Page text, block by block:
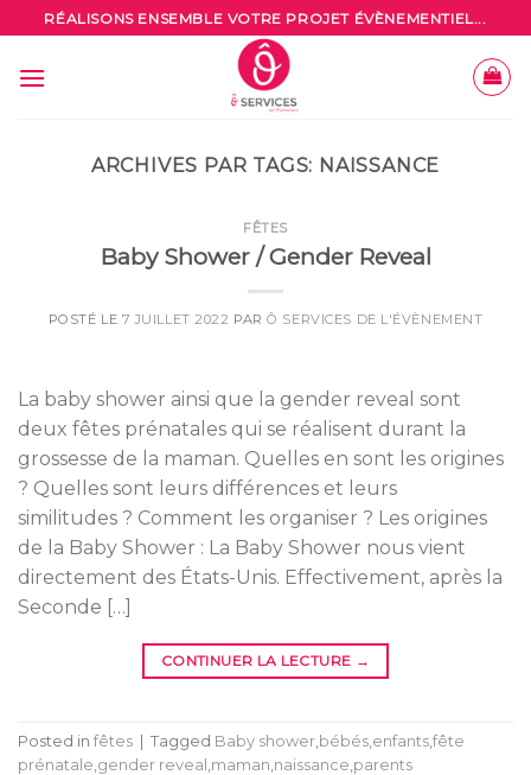
to
content
RÉALISONS ENSEMBLE VOTRE PROJET ÉVÈNEMENTIEL...
ARCHIVES PAR TAGS: NAISSANCE
FÊTES
Baby Shower / Gender Reveal
POSTÉ LE 7 JUILLET 2022 PARÔ SERVICES DE L'ÉVÈNEMENT
La baby shower ainsi que la gender reveal sont
deux fêtes prénatales qui se réalisent durant la
grossesse de la maman. Quelles en sont les origines
? Quelles sont leurs différences et leurs
similitudes ? Comment les organiser ? Les origines
de la Baby Shower : La Baby Shower nous vient
directement des États-Unis. Effectivement, après la
Seconde […]
CONTINUER LA LECTURE →
Posted in fêtes Tagged Baby shower bébés enfants fête
prénatale gender reveal maman naissance parents